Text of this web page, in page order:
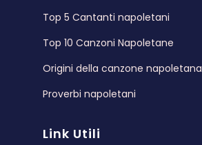
Top 5 Cantanti napoletani
Top 10 Canzoni Napoletane
Origini della canzone napoletana
Proverbi napoletani
Link Utili